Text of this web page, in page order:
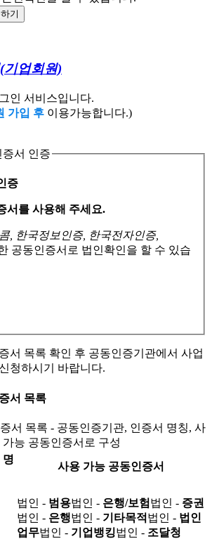
기
(기업회원)
인 서비스입니다.
가입 후 이용가능합니다.)
서 인증
증
서를 사용해 주세요.
, 한국정보인증, 한국전자인증,
공동인증서로 법인확인을 할 수 있습
서 목록 확인 후 공동인증기관에서 사업
청하시기 바랍니다.
서 목록
서 목록 - 공동인증기관, 인증서 명칭, 사
가능 공동인증서로 구성
명
사용 가능 공동인증서
법인 - 범용법인 - 은행/보험 법인 - 증권
법인 - 은행법인 - 기타목적 법인 - 법인
업무법인 - 기업뱅킹법인 - 조달청